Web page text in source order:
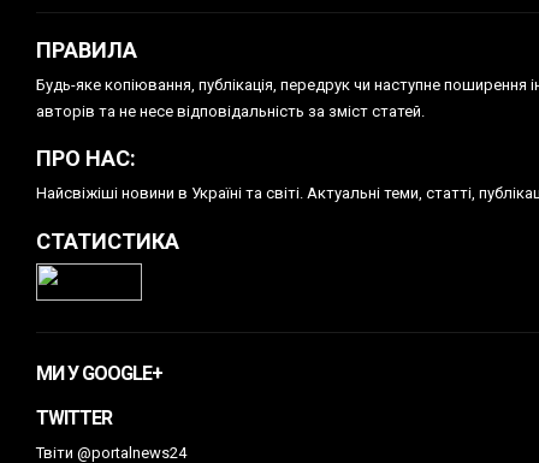
ПРАВИЛА
Будь-яке копiювання, публiкацiя, передрук чи наступне
авторів та не несе відповідальність за зміст статей.
ПРО НАС:
Найсвіжіші новини в Україні та світі. Актуальні теми, статті,
СТАТИСТИКА
МИ У GOOGLE+
TWITTER
Твіти @portalnews24